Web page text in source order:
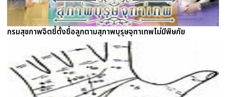
กรมสุขภาพจิตชี้ตั้งชื่อลูกตามสุภาพบุรุษจุฑาเทพไม่มีพิษภัย